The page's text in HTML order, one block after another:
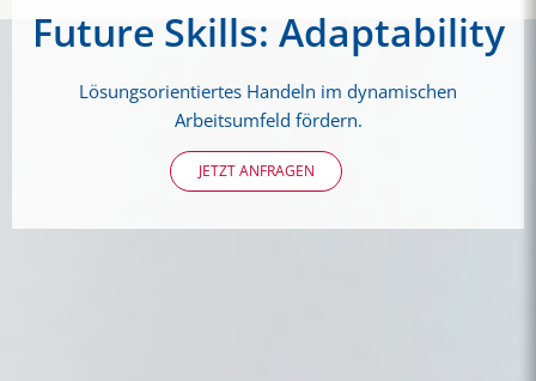
Future Skills: Adaptability
Lösungsorientiertes Handeln im dynamischen
Arbeitsumfeld fördern.
JETZT ANFRAGEN